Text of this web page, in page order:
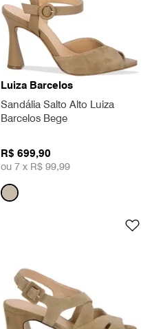
Luiza Barcelos
Sandália Salto Alto Luiza
Barcelos Bege
R$ 699,90
ou 7 x R$ 99,99